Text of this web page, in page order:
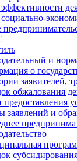
и
о
заявителей,
обжалования
предоставления
заявлений и